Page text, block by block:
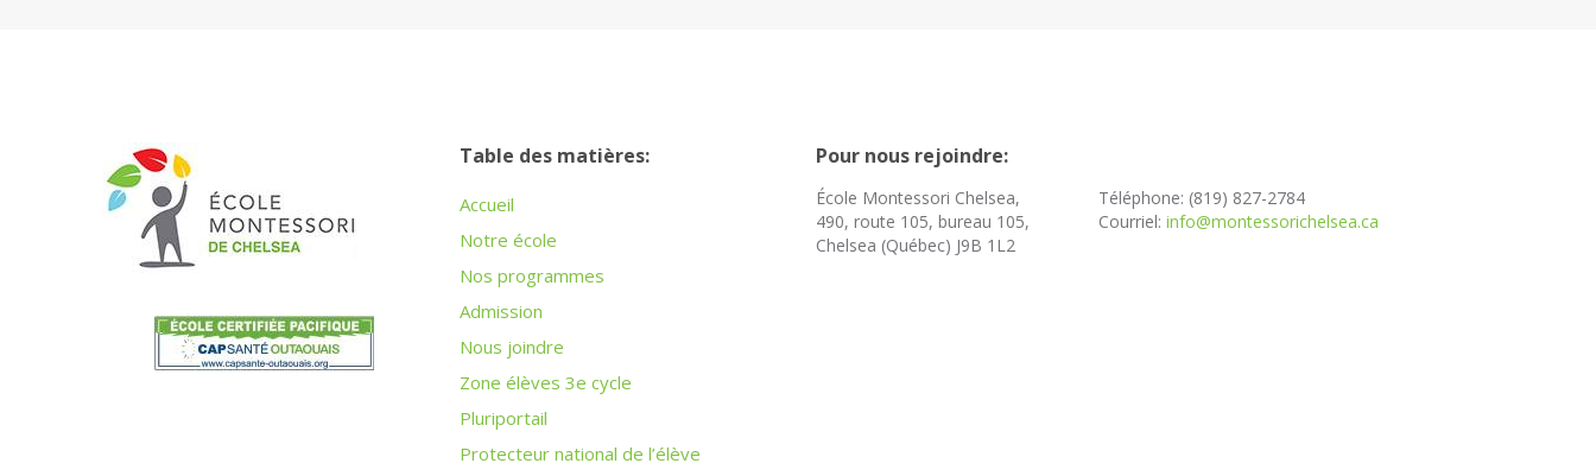
Table des matières:
Accueil
Notre école
Nos programmes
Admission
Nous joindre
Zone élèves 3e cycle
Pluriportail
Protecteur national de l’élève
Pour nous rejoindre:
École Montessori Chelsea,
490, route 105, bureau 105,
Chelsea (Québec) J9B 1L2
Téléphone: (819) 827-2784
Courriel: info@montessorichelsea.ca